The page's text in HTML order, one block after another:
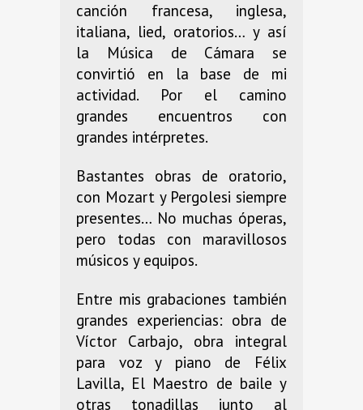
canción francesa, inglesa,
italiana, lied, oratorios… y así
la Música de Cámara se
convirtió en la base de mi
actividad. Por el camino
grandes encuentros con
grandes intérpretes.
Bastantes obras de oratorio,
con Mozart y Pergolesi siempre
presentes… No muchas óperas,
pero todas con maravillosos
músicos y equipos.
Entre mis grabaciones también
grandes experiencias: obra de
Víctor Carbajo, obra integral
para voz y piano de Félix
Lavilla, El Maestro de baile y
otras tonadillas junto al